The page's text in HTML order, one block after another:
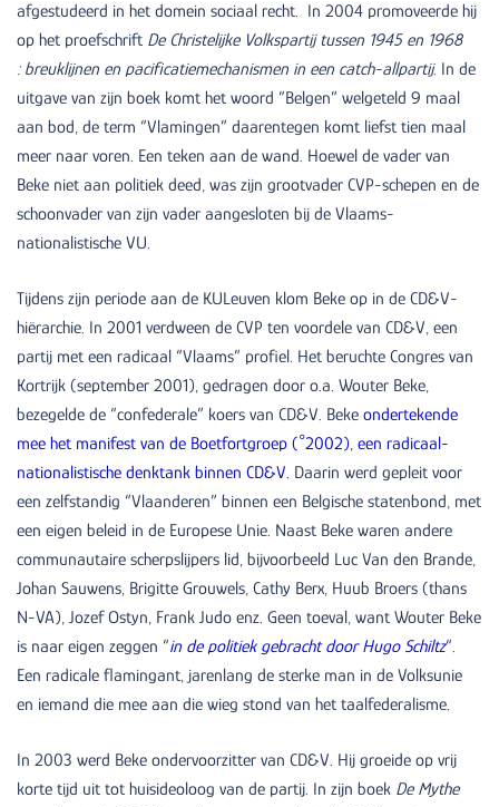
afgestudeerd in het domein sociaal recht. In 2004 promoveerde hij
op het proefschrift De Christelijke Volkspartij tussen 1945 en 1968
: breuklijnen en pacificatiemechanismen in een catch-allpartij. In de
uitgave van zijn boek komt het woord “Belgen” welgeteld 9 maal
aan bod, de term “Vlamingen” daarentegen komt liefst tien maal
meer naar voren. Een teken aan de wand. Hoewel de vader van
Beke niet aan politiek deed, was zijn grootvader CVP-schepen en de
schoonvader van zijn vader aangesloten bij de Vlaams-
nationalistische VU.
Tijdens zijn periode aan de KULeuven klom Beke op in de CD&V-
hiërarchie. In 2001 verdween de CVP ten voordele van CD&V, een
partij met een radicaal “Vlaams” profiel. Het beruchte Congres van
Kortrijk (september 2001), gedragen door o.a. Wouter Beke,
bezegelde de “confederale” koers van CD&V. Beke ondertekende
mee het manifest van de Boetfortgroep (°2002), een radicaal-
nationalistische denktank binnen CD&V. Daarin werd gepleit voor
een zelfstandig “Vlaanderen” binnen een Belgische statenbond, met
een eigen beleid in de Europese Unie. Naast Beke waren andere
communautaire scherpslijpers lid, bijvoorbeeld Luc Van den Brande,
Johan Sauwens, Brigitte Grouwels, Cathy Berx, Huub Broers (thans
N-VA), Jozef Ostyn, Frank Judo enz. Geen toeval, want Wouter Beke
is naar eigen zeggen “in de politiek gebracht door Hugo Schiltz“.
Een radicale flamingant, jarenlang de sterke man in de Volksunie
en iemand die mee aan die wieg stond van het taalfederalisme.
In 2003 werd Beke ondervoorzitter van CD&V. Hij groeide op vrij
korte tijd uit tot huisideoloog van de partij. In zijn boek De Mythe